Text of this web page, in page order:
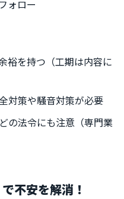
ォロー
裕を持つ（工期は内容に
対策や騒音対策が必要
の法令にも注意（専門業
不安を解消！